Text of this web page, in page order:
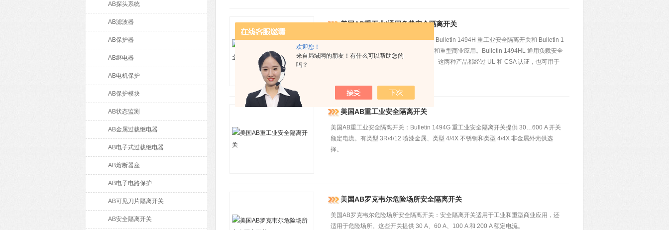
欢迎您！
来自局域网的朋友！有什么可以帮助您的
吗？
AB探头系统
AB滤波器
AB保护器
AB继电器
AB电机保护
AB保护模块
AB状态监测
AB金属过载继电器
AB电子式过载继电器
AB熔断器座
AB电子电路保护
AB可见刀片隔离开关
AB安全隔离开关
美国AB重工业/通用负载安全隔离开关
美国AB重工业/通用负载安全隔离开关：Bulletin 1494H 重工业安全隔离开关和 Bulletin 1
494HL 通用负载安全隔离开关适合工业和重型商业应用。Bulletin 1494HL 通用负载安全
隔离开关适用于轻工业或住宅应用项目。这两种产品都经过 UL 和 CSA 认证，也可用于
美国AB重工业安全隔离开关
美国AB重工业安全隔离开关：Bulletin 1494G 重工业安全隔离开关提供 30…600 A 开关
额定电流。有类型 3R/4/12 喷漆金属、类型 4/4X 不锈钢和类型 4/4X 非金属外壳供选
择。
美国AB罗克韦尔危险场所安全隔离开关
美国AB罗克韦尔危险场所安全隔离开关：安全隔离开关适用于工业和重型商业应用，还
适用于危险场所。这些开关提供 30 A、60 A、100 A 和 200 A 额定电流。